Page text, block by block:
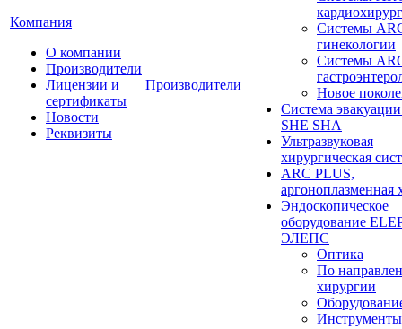
Компания
О компании
Производители
Лицензии и
сертификаты
Новости
Реквизиты
Производители
Системы
гинекологии
Системы
Новое
Система
SHE SHA
Ультразвуковая
хирургическая
ARC PLUS,
аргоноплазменная
Эндоскопическое
оборудование
ЭЛЕПС
Оптика
По
хирургии
Инструменты